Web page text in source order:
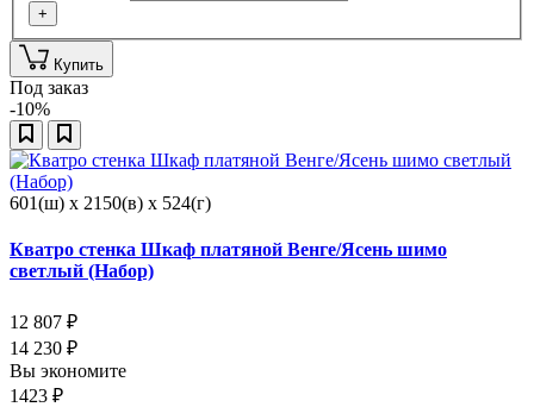
+
Купить
Под заказ
-10%
601(ш) x 2150(в) x 524(г)
Кватро стенка Шкаф платяной Венге/Ясень шимо
светлый (Набор)
12 807 ₽
14 230 ₽
Вы экономите
1423 ₽